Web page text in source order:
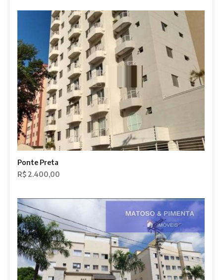
Ponte Preta
R$ 2.400,00